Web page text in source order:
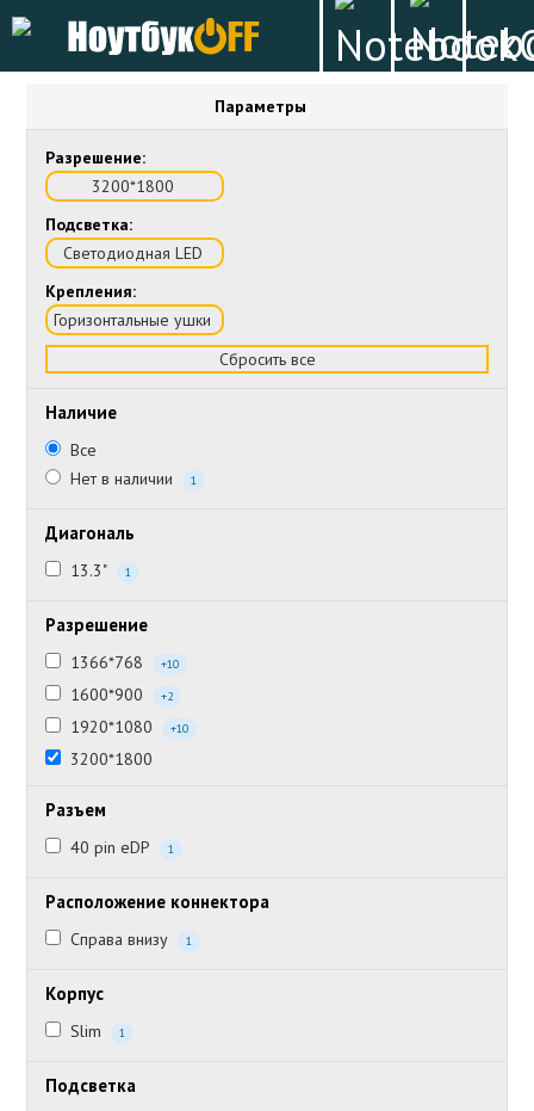
Параметры
Разрешение:
3200*1800
Подсветка:
Светодиодная LED
Крепления:
Горизонтальные ушки
Сбросить все
Наличие
Все
Нет в наличии
1
Диагональ
13.3" 1
Разрешение
1366*768 +10
1600*900 +2
1920*1080 +10
3200*1800
Разъем
40 pin eDP 1
Расположение коннектора
Справа внизу 1
Корпус
Slim 1
Подсветка